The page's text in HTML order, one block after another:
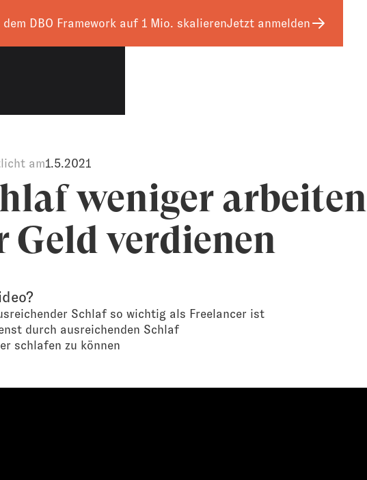
dem DBO Framework auf 1 Mio. skalierenJetzt anmelden
am1.5.2021
weniger arbeiten
Geld verdienen
Schlaf so wichtig als Freelancer ist
durch ausreichenden Schlaf
schlafen zu können